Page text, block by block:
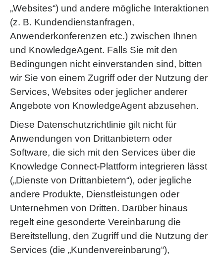
„Websites“) und andere mögliche Interaktionen
(z. B. Kundendienstanfragen,
Anwenderkonferenzen etc.) zwischen Ihnen
und KnowledgeAgent. Falls Sie mit den
Bedingungen nicht einverstanden sind, bitten
wir Sie von einem Zugriff oder der Nutzung der
Services, Websites oder jeglicher anderer
Angebote von KnowledgeAgent abzusehen.
Diese Datenschutzrichtlinie gilt nicht für
Anwendungen von Drittanbietern oder
Software, die sich mit den Services über die
Knowledge Connect-Plattform integrieren lässt
(„Dienste von Drittanbietern“), oder jegliche
andere Produkte, Dienstleistungen oder
Unternehmen von Dritten. Darüber hinaus
regelt eine gesonderte Vereinbarung die
Bereitstellung, den Zugriff und die Nutzung der
Services (die „Kundenvereinbarung“),